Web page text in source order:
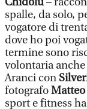
spalle, da solo,
vogatore di
dove ho poi
termine sono
volontaria
Aranci con
fotografoMatteo
sport e fitness